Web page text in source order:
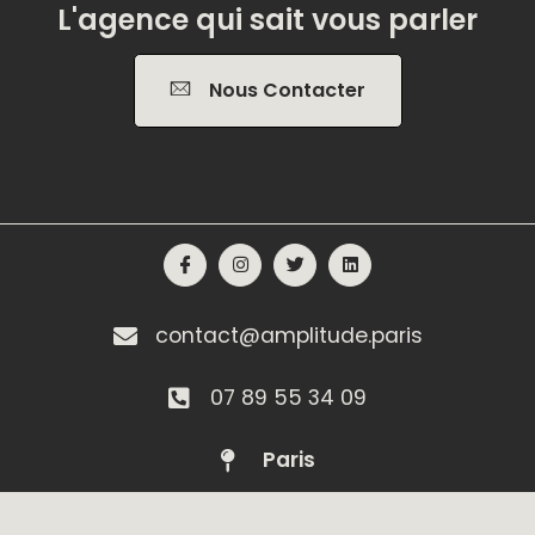
L'agence qui sait vous parler
Nous Contacter
contact@amplitude.paris
07 89 55 34 09
Paris